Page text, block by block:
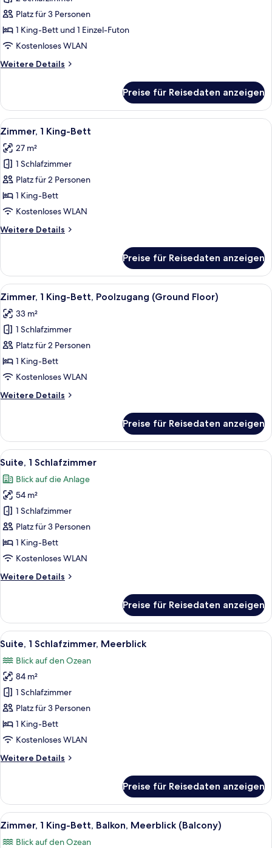
2 Schlafzimmer
anzeigen
Platz für 3 Personen
1 King-Bett und 1 Einzel-Futon
Kostenloses WLAN
Weitere Details
Weitere
Suite,
2 Schlafzimmer
Preise für Reisedaten anzeigen
Alle
Fotos
für
Zimmer,
1 King-
Bett
anzeigen
Ein modernes Hotelzimmer mit
7
Zimmer, 1 King-Bett
27 m²
1 Schlafzimmer
Platz für 2 Personen
1 King-Bett
Kostenloses WLAN
Weitere Details
Weitere
1 King-
Bett
Preise für Reisedaten anzeigen
Alle
Fotos
für
Zimmer,
1 King-
Bett,
Poolzugang
Floor)
Ein modernes Hotelzimmer mit
10
Zimmer, 1 King-Bett, Poolzugang (Ground Floor)
33 m²
1 Schlafzimmer
Platz für 2 Personen
1 King-Bett
Kostenloses WLAN
Weitere Details
Weitere
1 King-
Bett,
Poolzugang
Floor)
Preise für Reisedaten anzeigen
Alle
Fotos
für
Suite,
Schlafzimmer
anzeigen
Ein modernes Hotelzimmer mit Bett,
9
Suite, 1 Schlafzimmer
Blick auf die Anlage
54 m²
1 Schlafzimmer
Platz für 3 Personen
1 King-Bett
Kostenloses WLAN
Weitere Details
Weitere
1
Schlafzimmer
Preise für Reisedaten anzeigen
Alle
Fotos
für
Suite,
Schlafzimmer,
Meerblick
anzeigen
Ein modernes Wohnzimmer mit
15
Suite, 1 Schlafzimmer, Meerblick
Blick auf den Ozean
84 m²
1 Schlafzimmer
Platz für 3 Personen
1 King-Bett
Kostenloses WLAN
Weitere Details
Weitere
1
Schlafzimmer,
Meerblick
Preise für Reisedaten anzeigen
Alle
Fotos
Ein modernes Hotelzimmer mit
11
Zimmer, 1 King-Bett, Balkon, Meerblick (Balcony)
Blick auf den Ozean